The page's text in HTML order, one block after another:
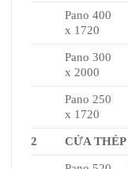
Pano 400
x 1720
Pano 300
x 2000
Pano 250
x 1720
2 CỬA